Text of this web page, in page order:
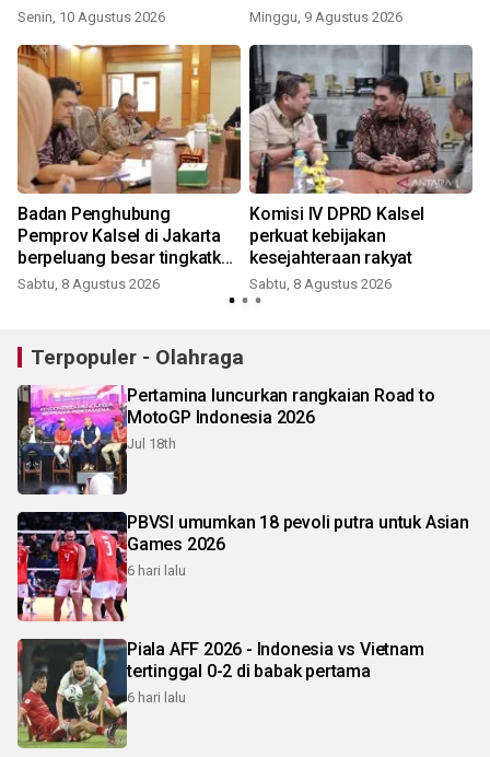
Senin, 10 Agustus 2026 Minggu, 9 Agustus 2026
Badan Penghubung
Pemprov Kalsel di Jakarta
berpeluang besar tingkatkan
penerimaan daerah
Sabtu, 8 Agustus 2026
Komisi IV DPRD Kalsel
perkuat kebijakan
kesejahteraan rakyat
Sabtu, 8 Agustus 2026
Terpopuler - Olahraga
Pertamina luncurkan rangkaian Road to
MotoGP Indonesia 2026
Jul 18th
PBVSI umumkan 18 pevoli putra untuk Asian
Games 2026
6 hari lalu
Piala AFF 2026 - Indonesia vs Vietnam
tertinggal 0-2 di babak pertama
6 hari lalu